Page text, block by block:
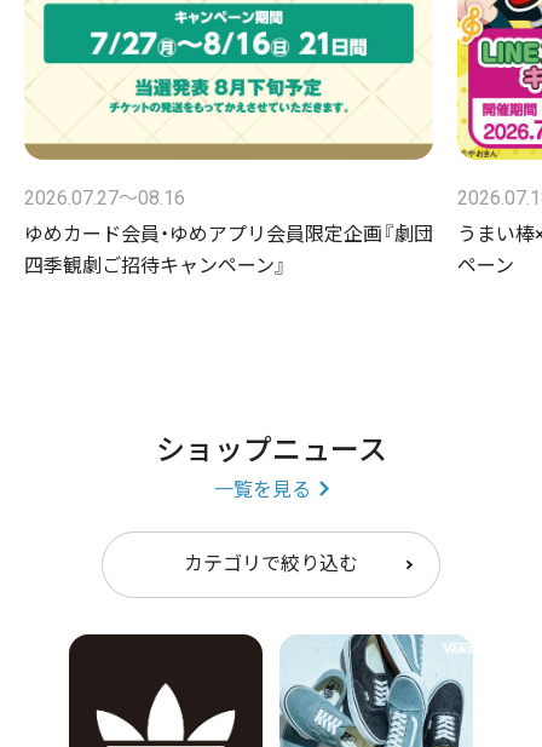
2026.07.27〜08.16
ゆめカード会員・ゆめアプリ会員限定企画『劇団
四季観劇ご招待キャンペーン』
うまい棒
ペーン
ショップニュース
一覧を見る
カテゴリで絞り込む